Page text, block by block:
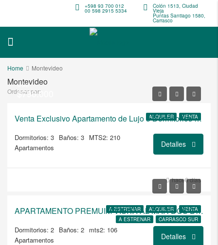
Colón 1513, Ciudad
Vieja
Puntas Santiago 1580,
Carrasco
+598 93 700 012
00 598 2915 5334
Home Montevideo
Montevideo
Ordenar por:
ALQUILER VENTA
USD
$790.000
Venta Exclusivo Apartamento de Lujo 3 Dormitorios Vistas Panorámicas Campo de Golf
Dormitorios: 3 Baños: 3 MTS2: 210
Apartamentos
Detalles
hace6 días
A ESTRENAR ALQUILER
VENTA
A ESTRENAR
CARRASCO SUR
APARTAMENTO PREMUIM VISITA AL MAR DOS DORMITORIOS COCINA AMPLIA SEMI INTEGRADA
Dormitorios: 2 Baños: 2 mts2: 106
Apartamentos
Detalles